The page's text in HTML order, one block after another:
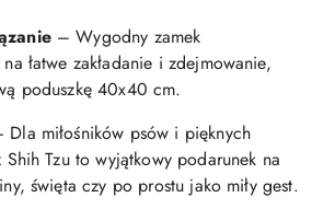
– Wygodny zamek
łatwe zakładanie i zdejmowanie,
poduszkę 40x40 cm.
miłośników psów i pięknych
Tzu to wyjątkowy podarunek na
święta czy po prostu jako miły gest.